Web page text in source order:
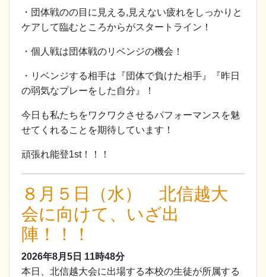
・団体戦のの目に見える,見えない疲れをしっかりと
ケアして臨むところからがスタートライン！
・個人戦は団体戦のリベンジの機会！
・リベンジする相手は『団体で負けた相手』『昨日
の弱気なプレーをした自分』！
今日も私たちをワクワクさせるパフォーマンスを魅
せてくれることを期待しています！
頑張れ能登1st！！！
８月５日（水） 北信越大
会に向けて、いざ出
陣！！！
2026年8月5日 11時48分
本日、北信越大会に出場する本校の生徒が所属する